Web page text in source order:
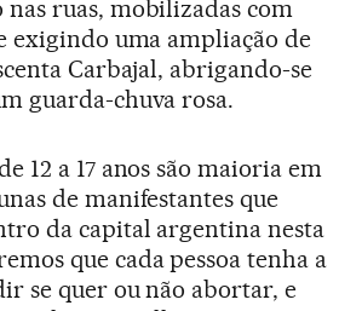
nas ruas, mobilizadas com
exigindo uma ampliação de
Carbajal, abrigando-se
guarda-chuva rosa.
12 a 17 anos são maioria em
de manifestantes que
da capital argentina nesta
que cada pessoa tenha a
se quer ou não abortar, e